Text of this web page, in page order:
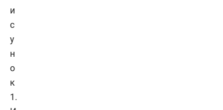
и
с
у
н
о
к
1.